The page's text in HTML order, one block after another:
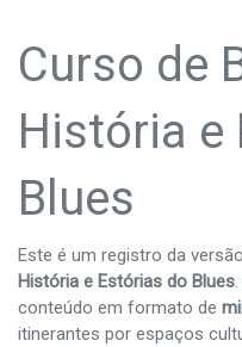
Curso de
História e
Blues
Este é um registro da
História e Estórias do Blues
conteúdo em formato de
itinerantes por espaços